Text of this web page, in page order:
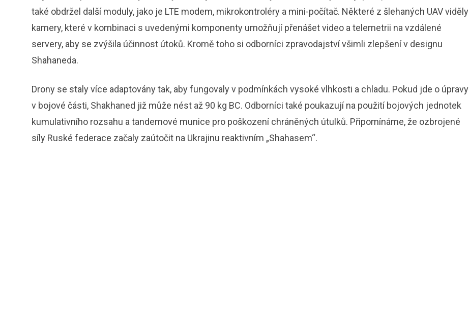
také obdržel další moduly, jako je LTE modem, mikrokontroléry a mini-počítač. Některé z šlehaných UAV viděly
kamery, které v kombinaci s uvedenými komponenty umožňují přenášet video a telemetrii na vzdálené
servery, aby se zvýšila účinnost útoků. Kromě toho si odborníci zpravodajství všimli zlepšení v designu
Shahaneda.
Drony se staly více adaptovány tak, aby fungovaly v podmínkách vysoké vlhkosti a chladu. Pokud jde o úpravy
v bojové části, Shakhaned již může nést až 90 kg BC. Odborníci také poukazují na použití bojových jednotek
kumulativního rozsahu a tandemové munice pro poškození chráněných útulků. Připomínáme, že ozbrojené
síly Ruské federace začaly zaútočit na Ukrajinu reaktivním „Shahasem“.